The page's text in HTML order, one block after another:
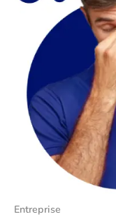
Entreprise